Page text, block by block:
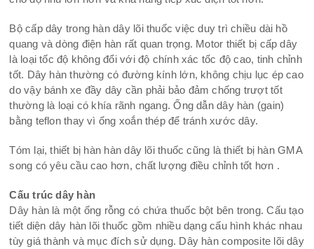
Bộ cấp dây trong hàn dây lõi thuốc việc duy trì chiều dài hồ
quang và dòng điện hàn rất quan trọng. Motor thiết bị cấp dây
là loại tốc độ không đổi với độ chính xác tốc độ cao, tinh chỉnh
tốt. Dây hàn thường có đường kính lớn, không chịu lục ép cao
do vậy bánh xe đầy dây cần phải bảo đảm chống trượt tốt
thường là loại có khía rãnh ngang. Ống dẫn dây hàn (gain)
bằng teflon thay vì ống xoắn thép để tránh xước dây.
Tóm lại, thiết bị hàn hàn dây lõi thuốc cũng là thiết bị hàn GMA
song có yêu cầu cao hơn, chất lượng điều chỉnh tốt hơn .
Cấu trúc dây hàn
Dây hàn là một ống rỗng có chứa thuốc bột bên trong. Cấu tạo
tiết diện dây hàn lõi thuốc gồm nhiều dạng cấu hình khác nhau
tùy giá thành và mục đích sử dụng. Dây hàn composite lõi dây